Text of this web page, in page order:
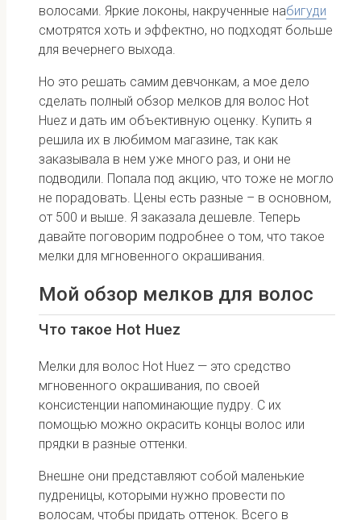
волосами. Яркие локоны, накрученные набигуди
смотрятся хоть и эффектно, но подходят больше
для вечернего выхода.
Но это решать самим девчонкам, а мое дело
сделать полный обзор мелков для волос Hot
Huez и дать им объективную оценку. Купить я
решила их в любимом магазине, так как
заказывала в нем уже много раз, и они не
подводили. Попала под акцию, что тоже не могло
не порадовать. Цены есть разные – в основном,
от 500 и выше. Я заказала дешевле. Теперь
давайте поговорим подробнее о том, что такое
мелки для мгновенного окрашивания.
Мой обзор мелков для волос
Что такое Hot Huez
Мелки для волос Hot Huez — это средство
мгновенного окрашивания, по своей
консистенции напоминающие пудру. С их
помощью можно окрасить концы волос или
прядки в разные оттенки.
Внешне они представляют собой маленькие
пудреницы, которыми нужно провести по
волосам, чтобы придать оттенок. Всего в